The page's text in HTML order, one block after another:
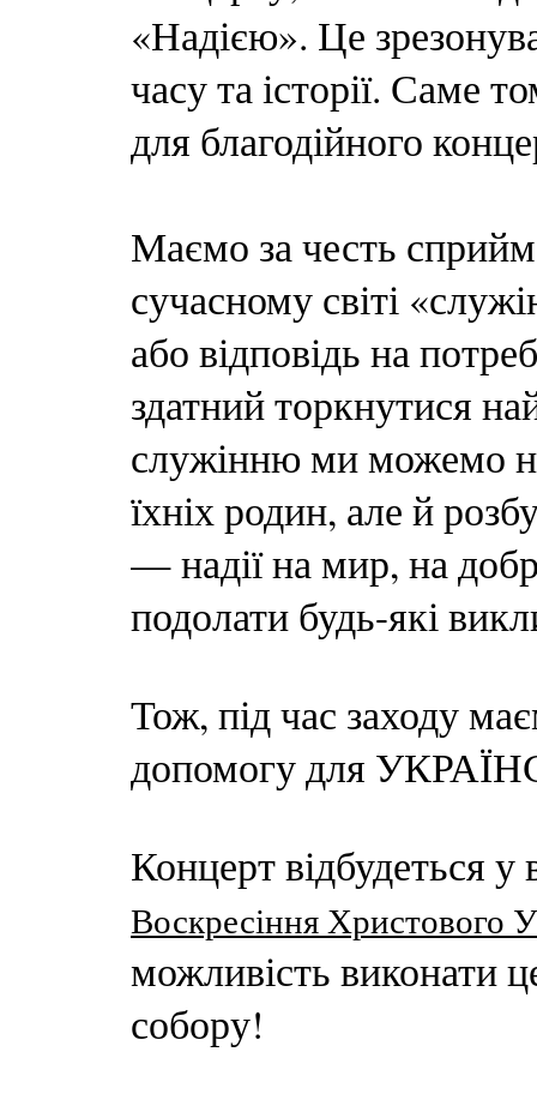
«Надією». Це
часу та історії. Саме
для благодійного
Маємо за честь
сучасному світі
або відповідь на
здатний торкнутися
служінню ми можемо
їхніх родин, але й
— надії на мир, на
подолати будь-які
Тож, під час заходу
допомогу для
Концерт відбудеться
Воскресіння Христового
можливість виконати
собору!